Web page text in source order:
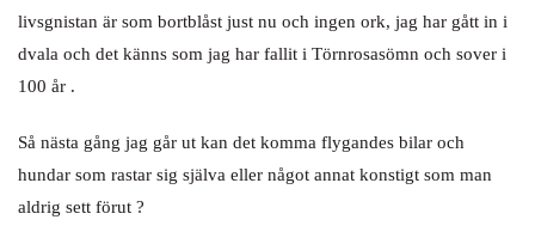
livsgnistan är som bortblåst just nu och ingen ork, jag har gått in i
dvala och det känns som jag har fallit i Törnrosasömn och sover i
100 år .
Så nästa gång jag går ut kan det komma flygandes bilar och
hundar som rastar sig själva eller något annat konstigt som man
aldrig sett förut ?